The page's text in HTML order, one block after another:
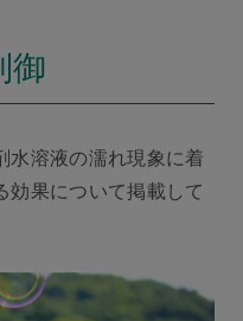
御
水溶液の濡れ現象に着
効果について掲載して